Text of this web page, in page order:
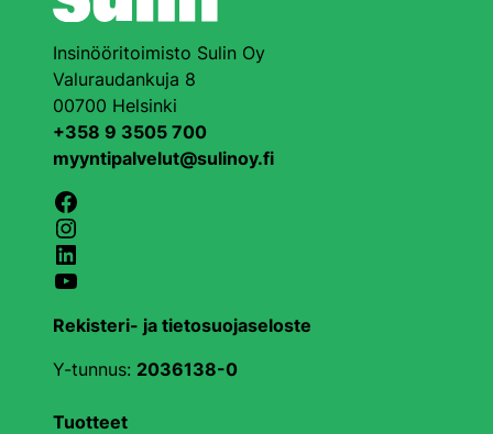
Insinööritoimisto Sulin Oy
Valuraudankuja 8
00700 Helsinki
+358 9 3505 700
myyntipalvelut@sulinoy.fi
Facebook
Instagram
LinkedIn
YouTube
Rekisteri- ja tietosuojaseloste
Y-tunnus: 2036138-0
Tuotteet